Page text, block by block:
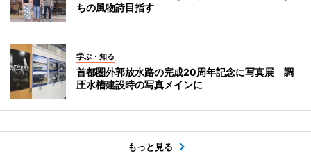
ちの風物詩目指す
学ぶ・知る
首都圏外郭放水路の完成20周年記念に写真展 調
圧水槽建設時の写真メインに
もっと見る